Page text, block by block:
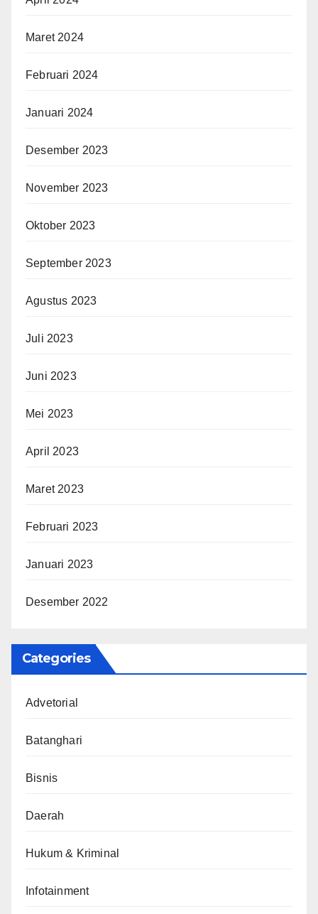
Maret 2024
Februari 2024
Januari 2024
Desember 2023
November 2023
Oktober 2023
September 2023
Agustus 2023
Juli 2023
Juni 2023
Mei 2023
April 2023
Maret 2023
Februari 2023
Januari 2023
Desember 2022
Categories
Advetorial
Batanghari
Bisnis
Daerah
Hukum & Kriminal
Infotainment